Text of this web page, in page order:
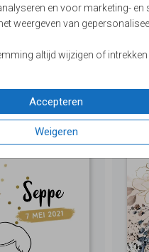
en voor marketing- en
weergeven van
altijd wijzigen of
Accepteren
Weigeren
zijn wellicht ook iets voor